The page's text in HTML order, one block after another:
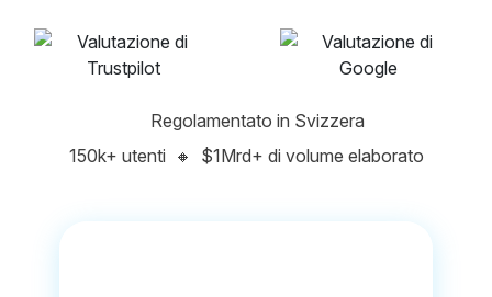
Regolamentato in Svizzera
150k+ utenti 🔸 $1Mrd+ di volume elaborato